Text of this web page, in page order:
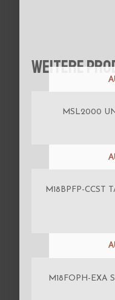
Weitere
MSL2000
M18BPFP-CCST
M18FOPH-EXA